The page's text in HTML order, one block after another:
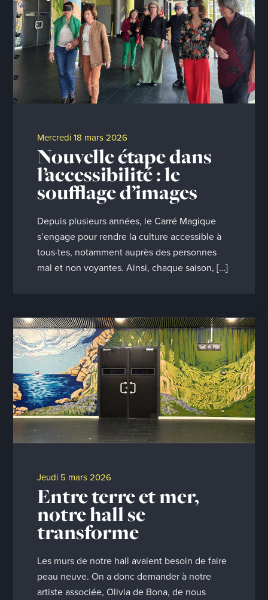
mercredi 18 mars 2026
Nouvelle étape dans
l’accessibilité : le
soufflage d’images
Depuis plusieurs années, le Carré Magique
s’engage pour rendre la culture accessible à
tous·tes, notamment auprès des personnes
mal et non voyantes. Ainsi, chaque saison, […]
jeudi 5 mars 2026
Entre terre et mer,
notre hall se
transforme
Les murs de notre hall avaient besoin de faire
peau neuve. On a donc demander à notre
artiste associée, Olivia de Bona, de nous